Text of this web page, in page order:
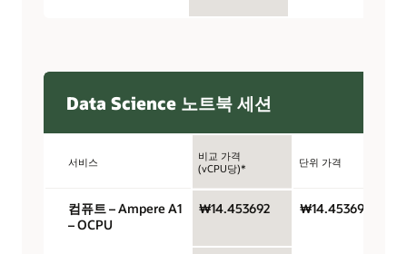
Data Science 노트북 세션
서비스
비교 가격
(vCPU당)*
단위 가격
컴퓨트 – Ampere A1
– OCPU
₩14.453692 ₩14.453692